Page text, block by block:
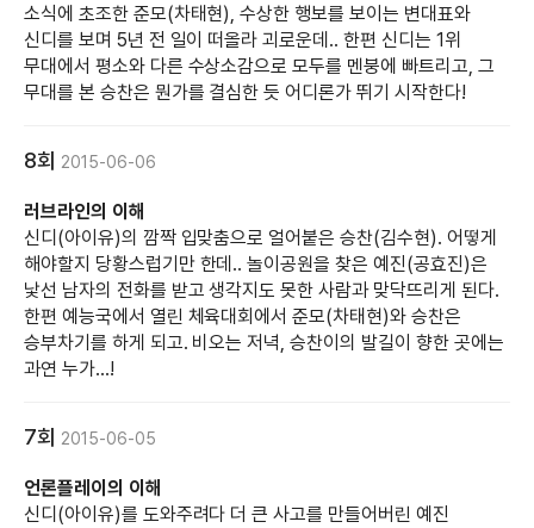
소식에 초조한 준모(차태현), 수상한 행보를 보이는 변대표와
신디를 보며 5년 전 일이 떠올라 괴로운데.. 한편 신디는 1위
무대에서 평소와 다른 수상소감으로 모두를 멘붕에 빠트리고, 그
무대를 본 승찬은 뭔가를 결심한 듯 어디론가 뛰기 시작한다!
8회 2015-06-06
러브라인의 이해
신디(아이유)의 깜짝 입맞춤으로 얼어붙은 승찬(김수현). 어떻게
해야할지 당황스럽기만 한데.. 놀이공원을 찾은 예진(공효진)은
낯선 남자의 전화를 받고 생각지도 못한 사람과 맞닥뜨리게 된다.
한편 예능국에서 열린 체육대회에서 준모(차태현)와 승찬은
승부차기를 하게 되고. 비오는 저녁, 승찬이의 발길이 향한 곳에는
과연 누가...!
7회 2015-06-05
언론플레이의 이해
신디(아이유)를 도와주려다 더 큰 사고를 만들어버린 예진